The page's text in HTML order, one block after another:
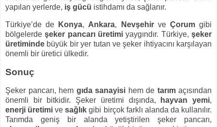
yapılan yerlerde, iş gücü istihdamı da sağlanır.
Türkiye’de de Konya, Ankara, Nevşehirve Çorumgibi
bölgelerdeşeker pancarı üretimi yaygındır. Türkiye,şeker
üretiminde büyük bir yer tutan ve şeker ihtiyacını karşılayan
önemli bir üretici ülkedir.
Sonuç
Şeker pancarı, hem gıda sanayisi hem de tarımaçısından
önemli bir bitkidir. Şeker üretimi dışında,
hayvan yemi,
enerji üretimi vesağlık gibi birçok farklı alanda da kullanılır.
Tarımda geniş bir alanda yetiştirilen şeker pancarı,